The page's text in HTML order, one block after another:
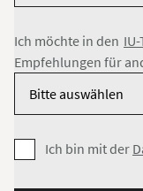
Ich möchte in den
Empfehlungen für
Ich bin mit der